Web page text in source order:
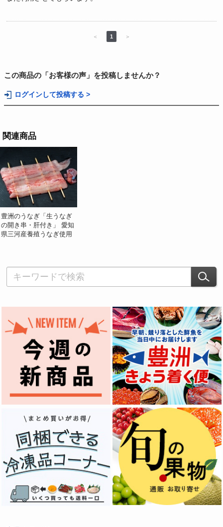
＜ 1 ＞
この商品の「お客様の声」を投稿しませんか？
ログインして投稿する >
関連商品
豊洲のうなぎ「生うなぎ
の開き串・肝付き」 愛知
県三河産養殖うなぎ使用
骨の同梱リクエスト可】